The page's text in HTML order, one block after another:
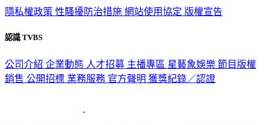
隱私權政策 性騷擾防治措施 網站使用協定 版權宣告
認識 TVBS
公司介紹 企業動態 人才招募 主播專區 星藝象娛樂 節目版權
銷售 公開招標 業務服務 官方聲明 獲獎紀錄／認證